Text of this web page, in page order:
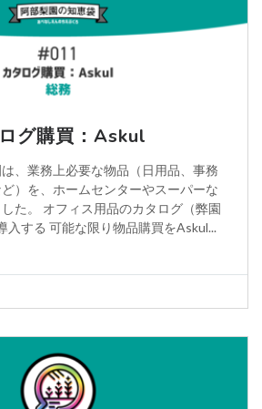
グ購買：Askul
、業務上必要な物品（日用品、事務
）を、ホームセンターやスーパーな
た。 オフィス用品のカタログ（弊園
入する 可能な限り物品購買をAskul...